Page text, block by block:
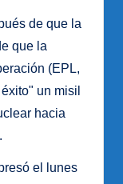
de que la
que la
(EPL,
un misil
hacia
el lunes